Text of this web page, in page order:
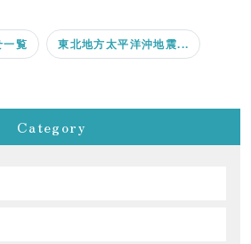
一覧 東北地方太平洋沖地震...
Category